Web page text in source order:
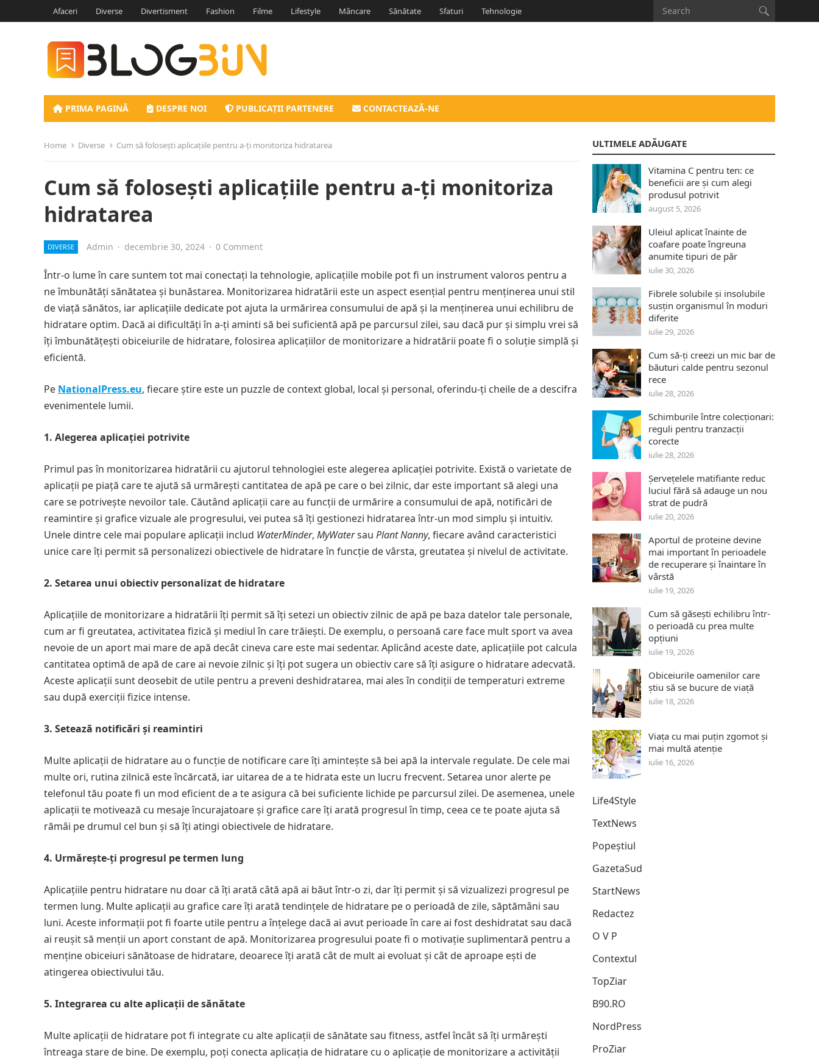
Afaceri Diverse Divertisment Fashion Filme Lifestyle Mâncare Sănătate Sfaturi Tehnologie
PRIMA PAGINĂ DESPRE NOI PUBLICAȚII PARTENERE CONTACTEAZĂ-NE
Home Diverse Cum să folosești aplicațiile pentru a-ți monitoriza hidratarea
Cum să folosești aplicațiile pentru a-ți monitoriza
hidratarea
DIVERSE Admin · decembrie 30, 2024 · 0 Comment
Într-o lume în care suntem tot mai conectați la tehnologie, aplicațiile mobile pot fi un instrument valoros pentru a
ne îmbunătăți sănătatea și bunăstarea. Monitorizarea hidratării este un aspect esențial pentru menținerea unui stil
de viață sănătos, iar aplicațiile dedicate pot ajuta la urmărirea consumului de apă și la menținerea unui echilibru de
hidratare optim. Dacă ai dificultăți în a-ți aminti să bei suficientă apă pe parcursul zilei, sau dacă pur și simplu vrei să
îți îmbunătățești obiceiurile de hidratare, folosirea aplicațiilor de monitorizare a hidratării poate fi o soluție simplă și
eficientă.
Pe NationalPress.eu, fiecare știre este un puzzle de context global, local și personal, oferindu-ți cheile de a descifra
evenimentele lumii.
1. Alegerea aplicației potrivite
Primul pas în monitorizarea hidratării cu ajutorul tehnologiei este alegerea aplicației potrivite. Există o varietate de
aplicații pe piață care te ajută să urmărești cantitatea de apă pe care o bei zilnic, dar este important să alegi una
care se potrivește nevoilor tale. Căutând aplicații care au funcții de urmărire a consumului de apă, notificări de
reamintire și grafice vizuale ale progresului, vei putea să îți gestionezi hidratarea într-un mod simplu și intuitiv.
Unele dintre cele mai populare aplicații includ WaterMinder, MyWatersau Plant Nanny, fiecare având caracteristici
unice care îți permit să personalizezi obiectivele de hidratare în funcție de vârsta, greutatea și nivelul de activitate.
2. Setarea unui obiectiv personalizat de hidratare
Aplicațiile de monitorizare a hidratării îți permit să îți setezi un obiectiv zilnic de apă pe baza datelor tale personale,
cum ar fi greutatea, activitatea fizică și mediul în care trăiești. De exemplu, o persoană care face mult sport va avea
nevoie de un aport mai mare de apă decât cineva care este mai sedentar. Aplicând aceste date, aplicațiile pot calcula
cantitatea optimă de apă de care ai nevoie zilnic și îți pot sugera un obiectiv care să îți asigure o hidratare adecvată.
Aceste aplicații sunt deosebit de utile pentru a preveni deshidratarea, mai ales în condiții de temperaturi extreme
sau după exerciții fizice intense.
3. Setează notificări și reamintiri
Multe aplicații de hidratare au o funcție de notificare care îți amintește să bei apă la intervale regulate. De cele mai
multe ori, rutina zilnică este încărcată, iar uitarea de a te hidrata este un lucru frecvent. Setarea unor alerte pe
telefonul tău poate fi un mod eficient de a te asigura că bei suficiente lichide pe parcursul zilei. De asemenea, unele
aplicații te motivează cu mesaje încurajatoare și grafice care îți arată progresul în timp, ceea ce te poate ajuta să
rămâi pe drumul cel bun și să îți atingi obiectivele de hidratare.
4. Urmărește-ți progresul pe termen lung
Aplicațiile pentru hidratare nu doar că îți arată câtă apă ai băut într-o zi, dar îți permit și să vizualizezi progresul pe
termen lung. Multe aplicații au grafice care îți arată tendințele de hidratare pe o perioadă de zile, săptămâni sau
luni. Aceste informații pot fi foarte utile pentru a înțelege dacă ai avut perioade în care ai fost deshidratat sau dacă
ai reușit să menții un aport constant de apă. Monitorizarea progresului poate fi o motivație suplimentară pentru a
menține obiceiuri sănătoase de hidratare, deoarece îți arată cât de mult ai evoluat și cât de aproape ești de
atingerea obiectivului tău.
5. Integrarea cu alte aplicații de sănătate
Multe aplicații de hidratare pot fi integrate cu alte aplicații de sănătate sau fitness, astfel încât să îți urmărești
întreaga stare de bine. De exemplu, poți conecta aplicația de hidratare cu o aplicație de monitorizare a activității
ULTIMELE ADĂUGATE
Vitamina C pentru ten: ce
beneficii are și cum alegi
produsul potrivit
august 5, 2026
Uleiul aplicat înainte de
coafare poate îngreuna
anumite tipuri de păr
iulie 30, 2026
Fibrele solubile și insolubile
susțin organismul în moduri
diferite
iulie 29, 2026
Cum să-ți creezi un mic bar de
băuturi calde pentru sezonul
rece
iulie 28, 2026
Schimburile între colecționari:
reguli pentru tranzacții
corecte
iulie 28, 2026
Șervețelele matifiante reduc
luciul fără să adauge un nou
strat de pudră
iulie 20, 2026
Aportul de proteine devine
mai important în perioadele
de recuperare și înaintare în
vârstă
iulie 19, 2026
Cum să găsești echilibru într-
o perioadă cu prea multe
opțiuni
iulie 19, 2026
Obiceiurile oamenilor care
știu să se bucure de viață
iulie 18, 2026
Viața cu mai puțin zgomot și
mai multă atenție
iulie 16, 2026
Life4Style
TextNews
Popeștiul
GazetaSud
StartNews
Redactez
O V P
Contextul
TopZiar
B90.RO
NordPress
ProZiar